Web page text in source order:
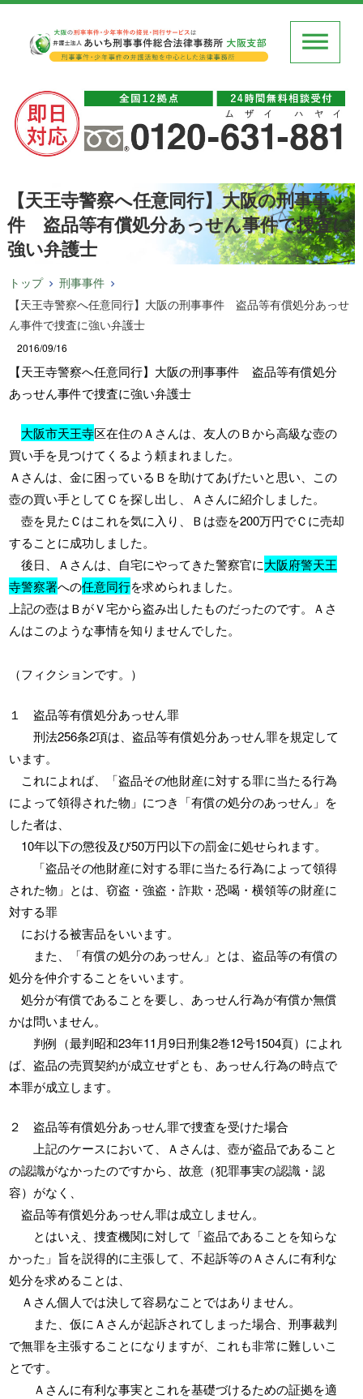
【天王寺警察へ任意同行】大阪の刑事事
件 盗品等有償処分あっせん事件で捜査に
強い弁護士
トップ
刑事事件
【天王寺警察へ任意同行】大阪の刑事事件 盗品等有償処分あっせ
ん事件で捜査に強い弁護士
2016/09/16
【天王寺警察へ任意同行】大阪の刑事事件 盗品等有償処分
あっせん事件で捜査に強い弁護士
大阪市天王寺区在住のＡさんは、友人のＢから高級な壺の
買い手を見つけてくるよう頼まれました。
Ａさんは、金に困っているＢを助けてあげたいと思い、この
壺の買い手としてＣを探し出し、Ａさんに紹介しました。
壺を見たＣはこれを気に入り、Ｂは壺を200万円でＣに売却
することに成功しました。
後日、Ａさんは、自宅にやってきた警察官に大阪府警天王
寺警察署への任意同行を求められました。
上記の壺はＢがＶ宅から盗み出したものだったのです。Ａさ
んはこのような事情を知りませんでした。
（フィクションです。）
１ 盗品等有償処分あっせん罪
刑法256条2項は、盗品等有償処分あっせん罪を規定して
います。
これによれば、「盗品その他財産に対する罪に当たる行為
によって領得された物」につき「有償の処分のあっせん」を
した者は、
10年以下の懲役及び50万円以下の罰金に処せられます。
「盗品その他財産に対する罪に当たる行為によって領得
された物」とは、窃盗・強盗・詐欺・恐喝・横領等の財産に
対する罪
における被害品をいいます。
また、「有償の処分のあっせん」とは、盗品等の有償の
処分を仲介することをいいます。
処分が有償であることを要し、あっせん行為が有償か無償
かは問いません。
判例（最判昭和23年11月9日刑集2巻12号1504頁）によれ
ば、盗品の売買契約が成立せずとも、あっせん行為の時点で
本罪が成立します。
２ 盗品等有償処分あっせん罪で捜査を受けた場合
上記のケースにおいて、Ａさんは、壺が盗品であること
の認識がなかったのですから、故意（犯罪事実の認識・認
容）がなく、
盗品等有償処分あっせん罪は成立しません。
とはいえ、捜査機関に対して「盗品であることを知らな
かった」旨を説得的に主張して、不起訴等のＡさんに有利な
処分を求めることは、
Ａさん個人では決して容易なことではありません。
また、仮にＡさんが起訴されてしまった場合、刑事裁判
で無罪を主張することになりますが、これも非常に難しいこ
とです。
Ａさんに有利な事実とこれを基礎づけるための証拠を適